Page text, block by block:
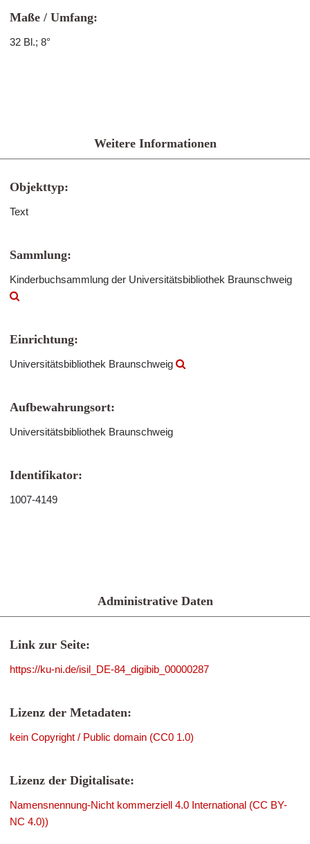
Maße / Umfang:
32 Bl.; 8°
Weitere Informationen
Objekttyp:
Text
Sammlung:
Kinderbuchsammlung der Universitätsbibliothek Braunschweig
Einrichtung:
Universitätsbibliothek Braunschweig
Aufbewahrungsort:
Universitätsbibliothek Braunschweig
Identifikator:
1007-4149
Administrative Daten
Link zur Seite:
https://ku-ni.de/isil_DE-84_digibib_00000287
Lizenz der Metadaten:
kein Copyright / Public domain (CC0 1.0)
Lizenz der Digitalisate:
Namensnennung-Nicht kommerziell 4.0 International (CC BY-
NC 4.0))